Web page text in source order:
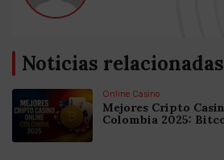
Noticias relacionadas
Online Casino
Mejores Cripto
Colombia 2025: